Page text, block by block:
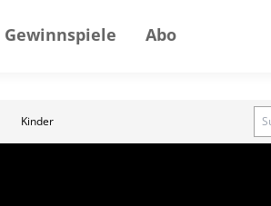
Gewinnspiele Abo
Kinder